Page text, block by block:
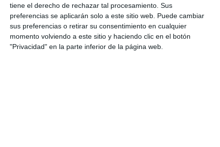
tiene el derecho de rechazar tal procesamiento. Sus
preferencias se aplicarán solo a este sitio web. Puede cambiar
sus preferencias o retirar su consentimiento en cualquier
momento volviendo a este sitio y haciendo clic en el botón
"Privacidad" en la parte inferior de la página web.
La Peña Flamenca Unión del
Cante rememora el certamen
Velero Flamenco